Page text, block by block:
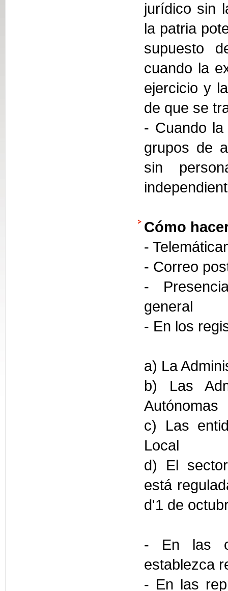
jurídico sin
la patria
supuesto
cuando la
ejercicio y
de que se
- Cuando
grupos de
sin
Cómo
-
- Correo
-
general
- En los
a) La
b) Las
Autónomas
c) Las
Local
d) El
está
d'1 de
- En las
establezca
- En las